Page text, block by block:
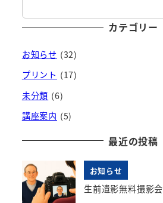
ペ
ー
ジ
送
り
索
カテゴリー
お知らせ (32)
プリント (17)
未分類 (6)
講座案内 (5)
最近の投稿
お知らせ
生前遺影無料撮影会